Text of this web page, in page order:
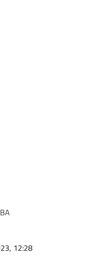
12:28